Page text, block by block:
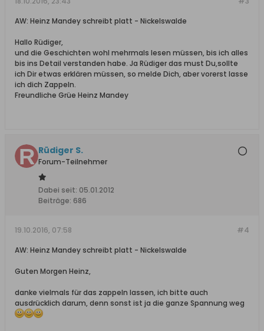
AW: Heinz Mandey schreibt platt - Nickelswalde
Hallo Rüdiger,
und die Geschichten wohl mehrmals lesen müssen, bis ich alles
bis ins Detail verstanden habe. Ja Rüdiger das must Du,sollte
ich Dir etwas erklären müssen, so melde Dich, aber vorerst lasse
ich dich Zappeln.
Freundliche Grüe Heinz Mandey
Rüdiger S.
Forum-Teilnehmer
Dabei seit: 05.01.2012
Beiträge: 686
#4
19.10.2016, 07:58
AW: Heinz Mandey schreibt platt - Nickelswalde
Guten Morgen Heinz,
danke vielmals für das zappeln lassen, ich bitte auch
ausdrücklich darum, denn sonst ist ja die ganze Spannung weg